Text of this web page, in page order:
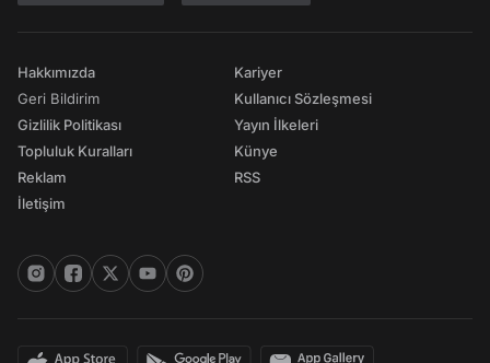
Hakkımızda
Geri Bildirim
Gizlilik Politikası
Topluluk Kuralları
Reklam
İletişim
Kariyer
Kullanıcı Sözleşmesi
Yayın İlkeleri
Künye
RSS